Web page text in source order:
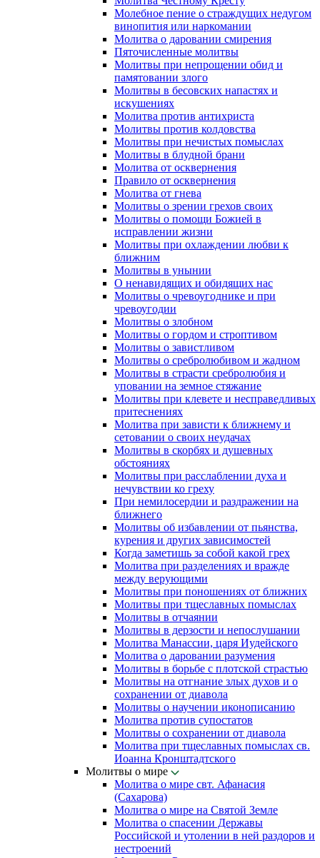
Молебное пение о страждущих недугом
винопития или наркомании
Молитва о даровании смирения
Пяточисленные молитвы
Молитвы при непрощении обид и
памятовании злого
Молитвы в бесовских напастях и
искушениях
Молитва против антихриста
Молитвы против колдовства
Молитвы при нечистых помыслах
Молитвы в блудной брани
Молитва от осквернения
Правило от осквернения
Молитва от гнева
Молитвы о зрении грехов своих
Молитвы о помощи Божией в
исправлении жизни
Молитвы при охлаждении любви к
ближним
Молитвы в унынии
О ненавидящих и обидящих нас
Молитвы о чревоугоднике и при
чревоугодии
Молитвы о злобном
Молитвы о гордом и строптивом
Молитвы о завистливом
Молитвы о сребролюбивом и жадном
Молитвы в страсти сребролюбия и
уповании на земное стяжание
Молитвы при клевете и несправедливых
притеснениях
Молитва при зависти к ближнему и
сетовании о своих неудачах
Молитвы в скорбях и душевных
обстояниях
Молитвы при расслаблении духа и
нечувствии ко греху
При немилосердии и раздражении на
ближнего
Молитвы об избавлении от пьянства,
курения и других зависимостей
Когда заметишь за собой какой грех
Молитва при разделениях и вражде
между верующими
Молитвы при поношениях от ближних
Молитвы при тщеславных помыслах
Молитвы в отчаянии
Молитвы в дерзости и непослушании
Молитва Манассии, царя Иудейского
Молитва о даровании разумения
Молитвы в борьбе с плотской страстью
Молитвы на отгнание злых духов и о
сохранении от диавола
Молитвы о научении иконописанию
Молитва против супостатов
Молитвы о сохранении от диавола
Молитва при тщеславных помыслах св.
Иоанна Кронштадтского
Молитвы о мире
Молитва о мире свт. Афанасия
(Сахарова)
Молитва о мире на Святой Земле
Молитва о спасении Державы
Российской и утолении в ней раздоров и
нестроений